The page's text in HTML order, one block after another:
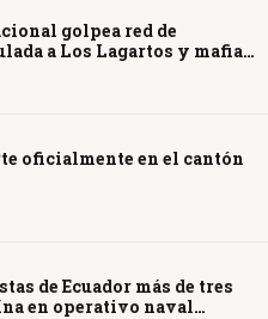
golpea red de
a Los Lagartos y mafia
oficialmente en el cantón
de Ecuador más de tres
en operativo naval